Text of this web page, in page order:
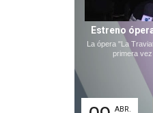
Estreno
La ópera "La
primera vez
ABR.